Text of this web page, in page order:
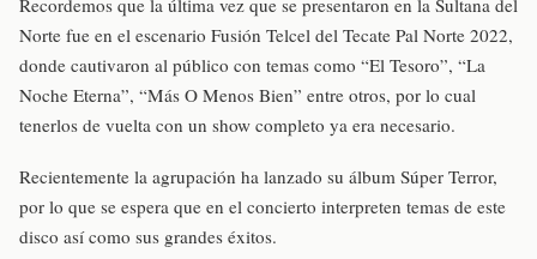
Norte fue en el escenario Fusión Telcel del Tecate Pal Norte 2022,
donde cautivaron al público con temas como “El Tesoro”, “La
Noche Eterna”, “Más O Menos Bien” entre otros, por lo cual
tenerlos de vuelta con un show completo ya era necesario.
Recientemente la agrupación ha lanzado su álbum Súper Terror,
por lo que se espera que en el concierto interpreten temas de este
disco así como sus grandes éxitos.